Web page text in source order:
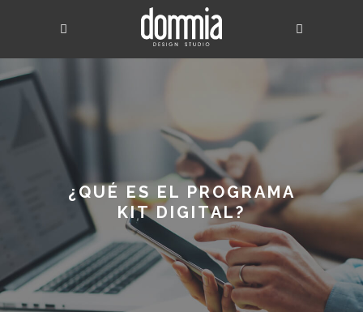
¿QUÉ ES EL PROGRAMA
KIT DIGITAL?